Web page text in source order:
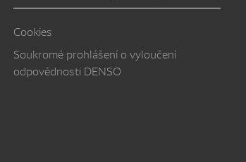
Cookies
Soukromé prohlášení o vyloučení
odpovědnosti DENSO